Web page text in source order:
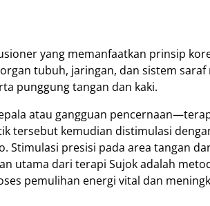
yang memanfaatkan prinsip
tubuh, jaringan, dan sistem
punggung tangan dan kaki.
atau gangguan
tersebut kemudian distimulasi
Stimulasi presisi pada area tangan
utama dari terapi Sujok adalah
pemulihan energi vital dan